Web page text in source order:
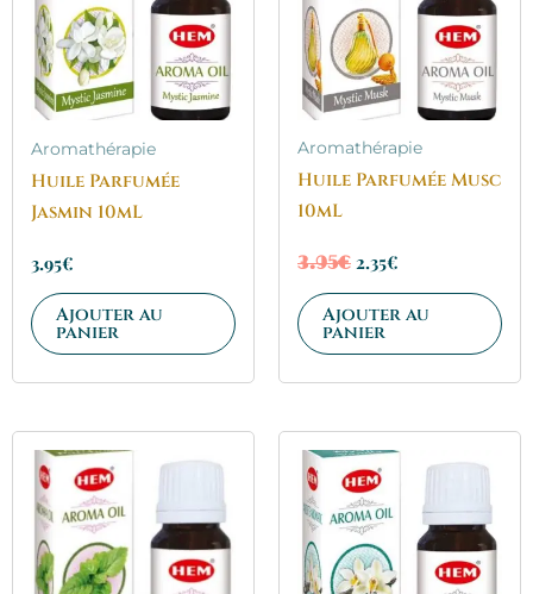
Aromathérapie
Huile Parfumée
Jasmin 10mL
3.95€
Ajouter au
panier
Aromathérapie
Huile Parfumée Musc
10mL
3.95€ 2.35€
Ajouter au
panier